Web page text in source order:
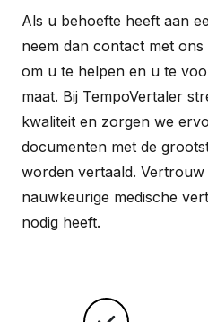
Als u behoefte heeft aan
neem dan contact met
om u te helpen en u te
maat. Bij TempoVertaler
kwaliteit en zorgen we
documenten met de
worden vertaald.
nauwkeurige medische
nodig heeft.